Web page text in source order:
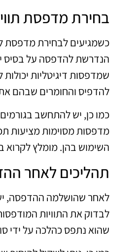
בחירת מדפסת
כשמגיעים לבחירת מדפסת
הנדרשת להדפסה על בסיס
שמדפסות דיגיטליות
להדפיס והחומרים שבהם
כמו כן, יש להתחשב
מדפסות מסוימות מציעות
השימוש בהן. מומלץ לקרוא
תהליכים לאחר
לאחר שהושלמה ההדפסה,
לבדוק את התוויות
שהוא נתפס כהלכה על ידי